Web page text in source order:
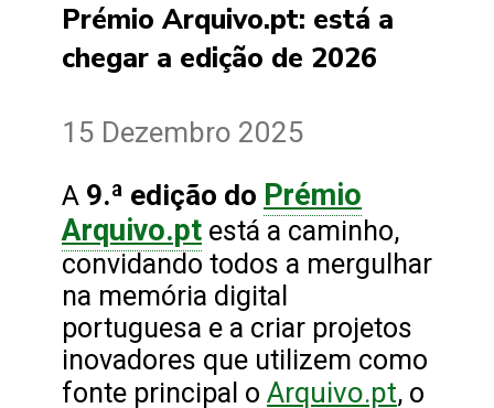
Prémio Arquivo.pt: está a
chegar a edição de 2026
15 Dezembro 2025
A 9.ª edição do Prémio
Arquivo.pt está a caminho,
convidando todos a mergulhar
na memória digital
portuguesa e a criar projetos
inovadores que utilizem como
fonte principal o Arquivo.pt, o